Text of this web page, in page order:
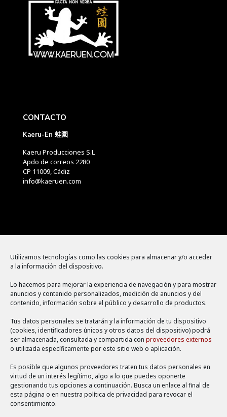
Utilizamos tecnologías como las cookies para almacenar y/o acceder
a la información del dispositivo.
Lo hacemos para mejorar la experiencia de navegación y para mostrar
anuncios y contenido personalizados, medición de anuncios y del
contenido, información sobre el público y desarrollo de productos.
Tus datos personales se tratarán y la información de tu dispositivo
(cookies, identificadores únicos y otros datos del dispositivo) podrá
ser almacenada, consultada y compartida con proveedores externos
o utilizada específicamente por este sitio web o aplicación.
Es posible que algunos proveedores traten tus datos personales en
virtud de un interés legítimo, algo a lo que puedes oponerte
gestionando tus opciones a continuación. Busca un enlace al final de
esta página o en nuestra política de privacidad para revocar el
consentimiento.
CONTACTO
Kaeru-En 蛙園
Kaeru Producciones S.L
Apdo de correos 2280
CP 11009, Cádiz
info@kaeruen.com
Política de cookies
Aviso legal
Política de privacidad